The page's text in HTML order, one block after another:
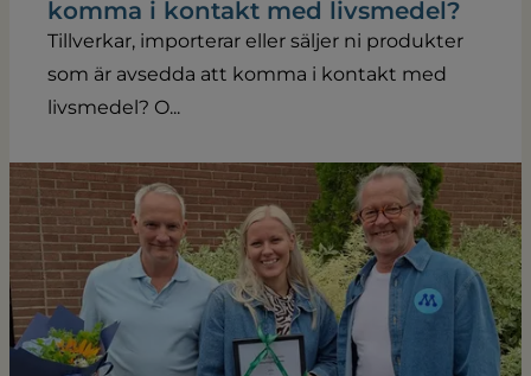
komma i kontakt med livsmedel?
Tillverkar, importerar eller säljer ni produkter
som är avsedda att komma i kontakt med
livsmedel? O...